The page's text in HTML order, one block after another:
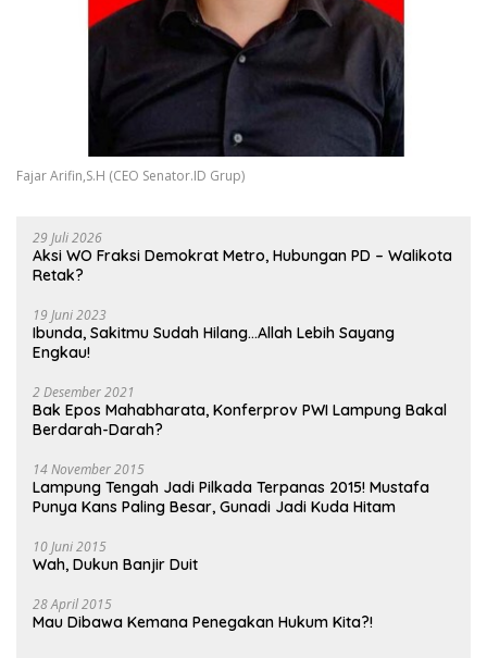
Fajar Arifin,S.H (CEO Senator.ID Grup)
29 Juli 2026
Aksi WO Fraksi Demokrat Metro, Hubungan PD – Walikota
Retak?
19 Juni 2023
Ibunda, Sakitmu Sudah Hilang…Allah Lebih Sayang
Engkau!
2 Desember 2021
Bak Epos Mahabharata, Konferprov PWI Lampung Bakal
Berdarah-Darah?
14 November 2015
Lampung Tengah Jadi Pilkada Terpanas 2015! Mustafa
Punya Kans Paling Besar, Gunadi Jadi Kuda Hitam
10 Juni 2015
Wah, Dukun Banjir Duit
28 April 2015
Mau Dibawa Kemana Penegakan Hukum Kita?!